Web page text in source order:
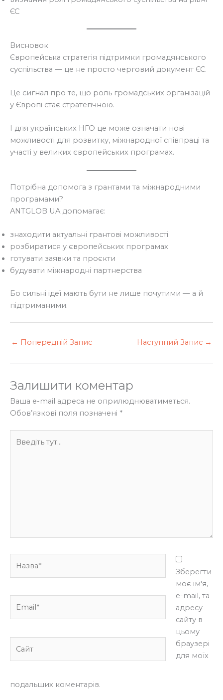
ЄС
Висновок
Європейська стратегія підтримки громадянського
суспільства — це не просто черговий документ ЄС.
Це сигнал про те, що роль громадських організацій
у Європі стає стратегічною.
І для українських НГО це може означати нові
можливості для розвитку, міжнародної співпраці та
участі у великих європейських програмах.
Потрібна допомога з грантами та міжнародними
програмами?
ANTGLOB UA допомагає:
знаходити актуальні грантові можливості
розбиратися у європейських програмах
готувати заявки та проєкти
будувати міжнародні партнерства
Бо сильні ідеї мають бути не лише почутими — а й
підтриманими.
← Попередній Запис Наступний Запис →
Залишити коментар
Ваша e-mail адреса не оприлюднюватиметься.
Обов’язкові поля позначені *
тут...
Зберегти
моє ім'я,
e-mail, та
адресу
сайту в
цьому
браузері
для моїх
подальших коментарів.